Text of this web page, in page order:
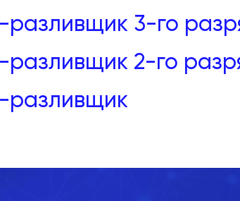
3-го
2-го
разливщик